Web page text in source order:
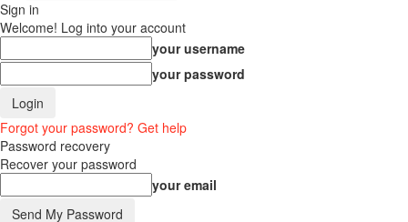
Sign in
Welcome! Log into your account
your username
your password
Forgot your password? Get help
Password recovery
Recover your password
your email